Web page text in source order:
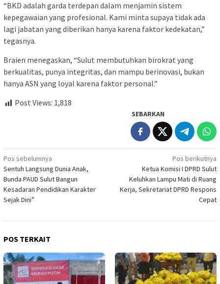
“BKD adalah garda terdepan dalam menjamin sistem
kepegawaian yang profesional. Kami minta supaya tidak ada
lagi jabatan yang diberikan hanya karena faktor kedekatan,”
tegasnya.
Braien menegaskan, “Sulut membutuhkan birokrat yang
berkualitas, punya integritas, dan mampu berinovasi, bukan
hanya ASN yang loyal karena faktor personal.”
Post Views: 1,818
SEBARKAN
Navigasi
pos
Pos sebelumnya
Sentuh Langsung Dunia Anak,
Bunda PAUD Sulut Bangun
Kesadaran Pendidikan Karakter
Sejak Dini”
Pos berikutnya
Ketua Komisi I DPRD Sulut
Keluhkan Lampu Mati di Ruang
Kerja, Sekretariat DPRD Respons
Cepat
POS TERKAIT